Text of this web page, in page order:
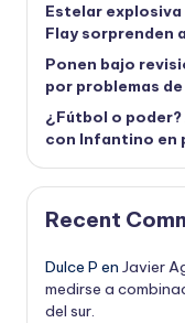
Estelar explosiva
Flay sorprenden
Ponen bajo
por problemas de
¿Fútbol o
con Infantino en
Recent
Dulce P en Javier
medirse a
del sur.